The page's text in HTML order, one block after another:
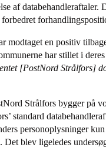
af databehandleraftaler.
modtaget en positiv
har stillet i
[PostNord Strålfors]
Strålfors bygger på
standard
personoplysninger
Det blev ligeledes